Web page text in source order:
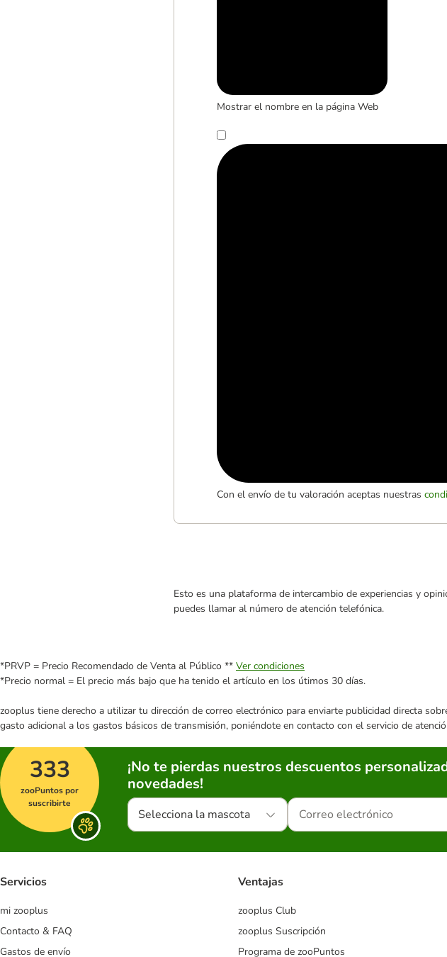
Mostrar el nombre en la página Web
Con el envío de tu valoración aceptas nuestras
Esto es una plataforma de intercambio de experiencias y
puedes llamar al número de atención telefónica.
*PRVP = Precio Recomendado de Venta al Público ** Ver condiciones
*Precio normal = El precio más bajo que ha tenido el artículo en los útimos 30 días.
zooplus tiene derecho a utilizar tu dirección de correo electrónico para enviarte publicidad directa
gasto adicional a los gastos básicos de transmisión, poniéndote en contacto con el servicio de
333
zooPuntos por
suscribirte
¡No te pierdas nuestros descuentos
novedades!
Selecciona la mascota
Servicios
mi zooplus
Contacto & FAQ
Gastos de envío
Ventajas
zooplus Club
zooplus Suscripción
Programa de zooPuntos